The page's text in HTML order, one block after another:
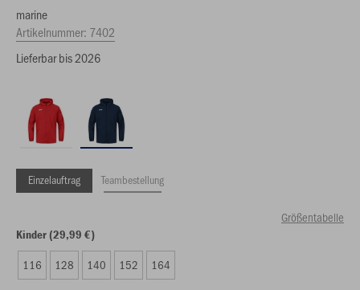
marine
Artikelnummer: 7402
Lieferbar bis 2026
Einzelauftrag Teambestellung
Größentabelle
Kinder (29,99 €)
116 128 140 152 164